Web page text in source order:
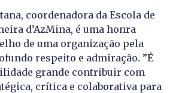
coordenadora da Escola de
d’AzMina, é uma honra
de uma organização pela
respeito e admiração. ”É
grande contribuir com
crítica e colaborativa para